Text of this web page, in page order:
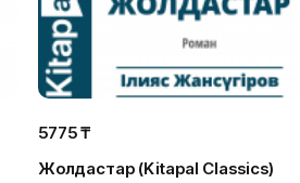
5775 ₸
Жолдастар (Kitapal Classics)